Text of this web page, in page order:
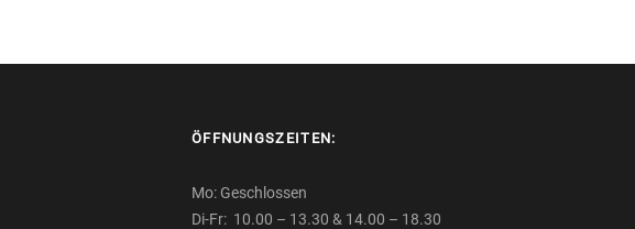
ÖFFNUNGSZEITEN:
Mo: Geschlossen
Di-Fr: 10.00 – 13.30 & 14.00 – 18.30